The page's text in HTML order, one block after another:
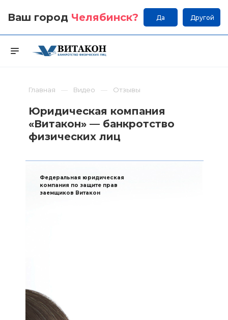
Ваш город Челябинск? Да Другой
Главная Видео Отзывы
Юридическая компания
«Витакон» — банкротство
физических лиц
Федеральная юридическая
компания по защите прав
заемщиков Витакон